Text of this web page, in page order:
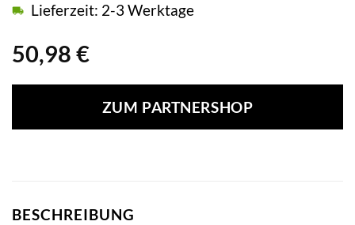
50,98 €
Lieferzeit: 2-3 Werktage
ZUM PARTNERSHOP
BESCHREIBUNG